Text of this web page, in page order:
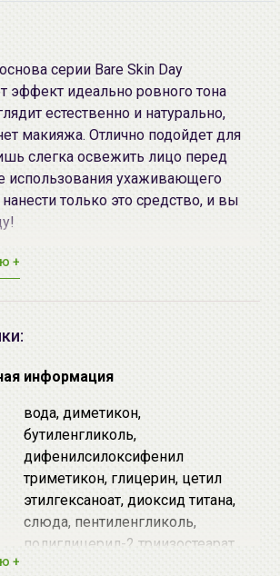
серии Bare Skin Day
эффект идеально ровного тона
естественно и натурально,
макияжа. Отлично подойдет для
слегка освежить лицо перед
использования ухаживающего
только это средство, и вы
и натурально)
делает ее гладкой и
выглядит увлажненной и
сияния кожи достигается
компонентам, кактранексамовая
жемчужная пудра, золотой
+
информация
вода, диметикон,
бутиленгликоль,
дифенилсилоксифенил
триметикон, глицерин, цетил
этилгексаноат, диоксид титана,
слюда, пентиленгликоль,
полиглицерил-2 триизостеарат,
+